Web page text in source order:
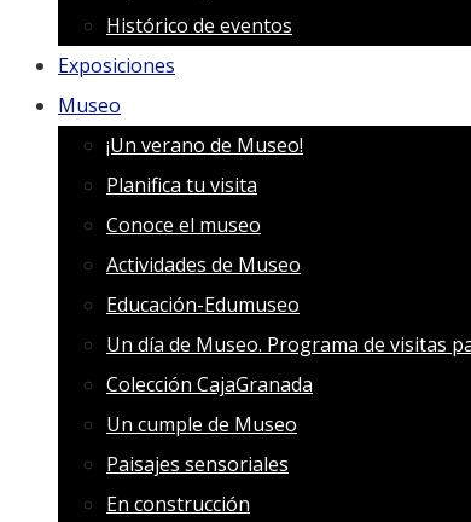
Histórico de eventos
Exposiciones
Museo
¡Un verano de Museo!
Planifica tu visita
Conoce el museo
Actividades de Museo
Educación-Edumuseo
Un día de Museo. Programa de visitas
Colección CajaGranada
Un cumple de Museo
Paisajes sensoriales
En construcción